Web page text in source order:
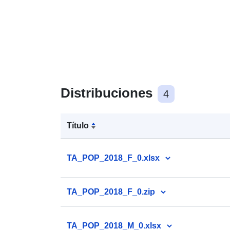
Distribuciones 4
Título
TA_POP_2018_F_0.xlsx
TA_POP_2018_F_0.zip
TA_POP_2018_M_0.xlsx